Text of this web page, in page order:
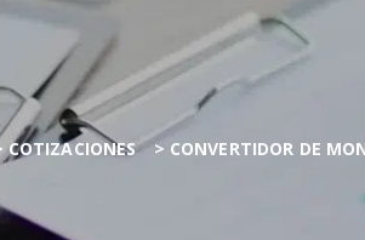
COTIZACIONES > CONVERTIDOR DE